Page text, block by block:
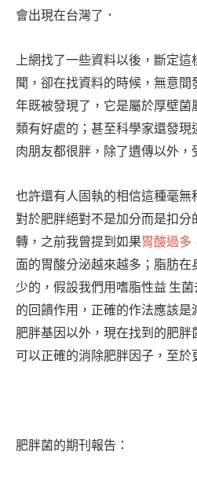
會出現在台灣了．
上網找了一些資料以後，斷定
聞，卻在找資料的時候，無意
年既被發現了，它是屬於厚壁
類有好處的；甚至科學家還發
肉朋友都很胖，除了遺傳以外，
也許還有人固執的相信這種毫
對於肥胖絕對不是加分而是扣
轉，之前我曾提到如果胃酸過多
面的胃酸分泌越來越多；脂肪
少的，假設我們用嗜脂性益 生
的回饋作用，正確的作法應該
肥胖基因以外，現在找到的肥
可以正確的消除肥胖因子，至
肥胖菌的期刊報告：